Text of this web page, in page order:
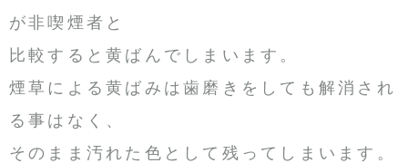
が非喫煙者と
比較すると黄ばんでしまいます。
煙草による黄ばみは歯磨きをしても解消され
る事はなく、
そのまま汚れた色として残ってしまいます。